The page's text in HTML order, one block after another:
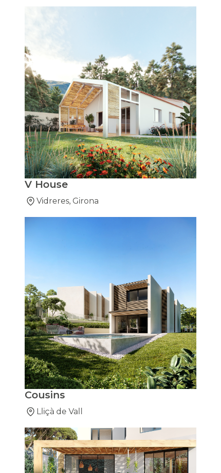
V House
Vidreres, Girona
Cousins
Lliçà de Vall